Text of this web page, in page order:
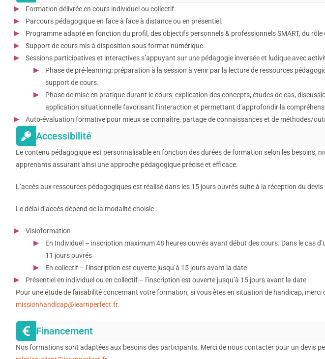
Formation délivrée en cours individuel ou collectif.
Parcours pédagogique en face à face à distance ou en présentiel.
Programme adapté en fonction du profil, des objectifs personnels & professionnels SMART, du
Support de cours mis à disposition sous format numérique.
Sessions participatives et interactives s’appuyant sur une pédagogie inversée et ludique avec
Phase de pré-learning: préparation à la session à venir par la lecture de ressources
support de cours.
Phase de mise en pratique durant le cours: explication des concepts, études de cas,
application situationnelle favorisant l’interaction et permettant d’approfondir la
Auto-évaluation formative pour mieux se connaître, partage de connaissances et de méthodes/
Accessibilité
Le contenu pédagogique est personnalisable en fonction des durées de formation selon les besoins,
apprenants assurant ainsi une approche pédagogique précise et efficace.
L’accès aux ressources pédagogiques est réalisé dans les 15 jours ouvrés suite à la réception du
Le délai d’accès dépend de la modalité choisie :
Visioformation
En Individuel – inscription maximum 48 heures ouvrés avant début des cours. Dans le cas
11 jours ouvrés
En collectif – l’inscription est ouverte jusqu’à 15 jours avant la date
Présentiel en individuel ou en collectif – l’inscription est ouverte jusqu’à 15 jours avant la date
Pour une étude de faisabilité concernant votre formation, si vous êtes en situation de handicap, merci
missionhandicap@learnperfect.fr.
Financement
Nos formations sont adaptées aux besoins des participants. Merci de nous contacter pour un devis